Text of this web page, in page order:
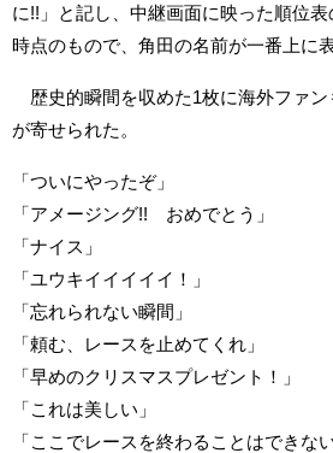
に!!」と記し、中継画面に映った順位
時点のもので、角田の名前が一番上に
歴史的瞬間を収めた1枚に海外ファ
が寄せられた。
「ついにやったぞ」
「アメージング!! おめでとう」
「ナイス」
「ユウキイイイイイ！」
「忘れられない瞬間」
「頼む、レースを止めてくれ」
「早めのクリスマスプレゼント！」
「これは美しい」
「ここでレースを終わることはでき